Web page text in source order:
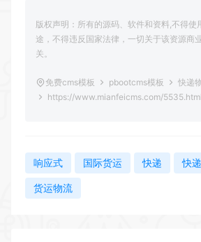
版权声明：所有的源码、软件和资料,不得使
途，不得违反国家法律，一切关于该资源商
关。
免费cms模板 pbootcms模板
快递
https://www.mianfeicms.com/5535.html
响应式 国际货运 快递 快
货运物流